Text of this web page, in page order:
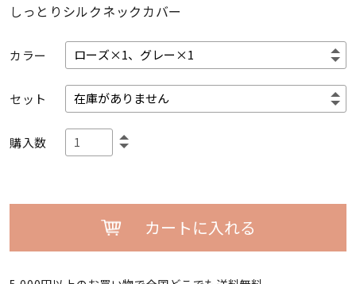
しっとりシルクネックカバー
カラー
セット
購入数
カートに入れる